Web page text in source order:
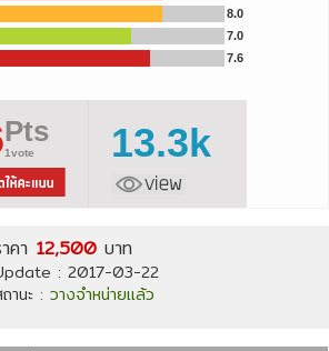
8.0
7.0
7.6
Pts
1vote 13.3k
คา 12,500 บาท
: 2017-03-22
านะ : วางจำหน่ายแล้ว